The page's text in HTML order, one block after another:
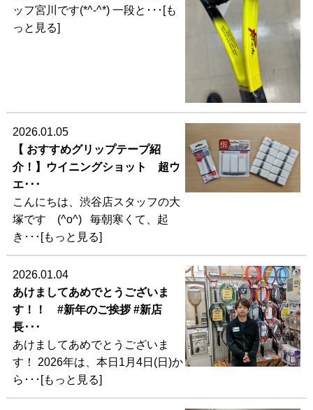
ッフ宮川です(*^-^*) 一段と･･･[も
っと見る]
2026.01.05
【 おすすめグリップテープ紹
介！】ウイニングショット 超ウ
エ･･･
こんにちは、渋谷店スタッフの大
塚です (^o^) 毎朝寒くて、起
き･･･[もっと見る]
2026.01.04
あけましてあめでとうございま
す！！ #新年のご挨拶 #新店
長･･･
あけましてあめでとうございま
す！ 2026年は、本日1月4日(日)か
ら･･･[もっと見る]